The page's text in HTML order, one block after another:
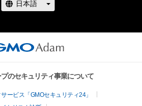
のセキュリティ事業について
ービス「GMOセキュリティ24」